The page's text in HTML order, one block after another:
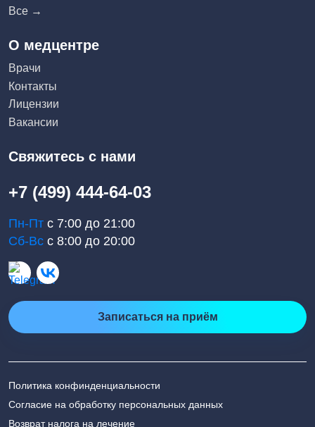
Все →
О медцентре
Врачи
Контакты
Лицензии
Вакансии
Свяжитесь с нами
+7 (499) 444-64-03
Пн-Пт с 7:00 до 21:00
Сб-Вс с 8:00 до 20:00
Записаться на приём
Политика конфинденциальности
Согласие на обработку персональных данных
Возврат налога на лечение